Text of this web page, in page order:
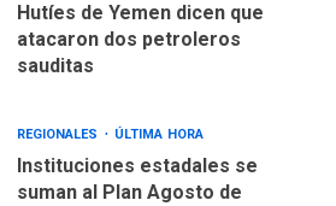
Hutíes de Yemen dicen que
atacaron dos petroleros
sauditas
REGIONALES ÚLTIMA HORA
Instituciones estadales se
suman al Plan Agosto de